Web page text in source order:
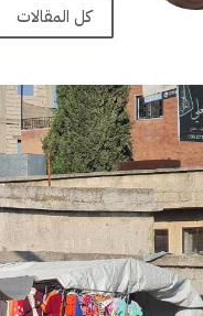
كل المقالات